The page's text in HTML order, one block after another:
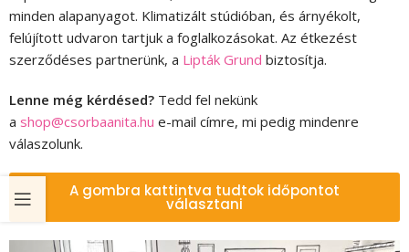
minden alapanyagot. Klimatizált stúdióban, és árnyékolt,
felújított udvaron tartjuk a foglalkozásokat. Az étkezést
szerződéses partnerünk, a Lipták Grund biztosítja.
Lenne még kérdésed? Tedd fel nekünk
a shop@csorbaanita.hu e-mail címre, mi pedig mindenre
válaszolunk.
A gombra kattintva tudtok időpontot
választani